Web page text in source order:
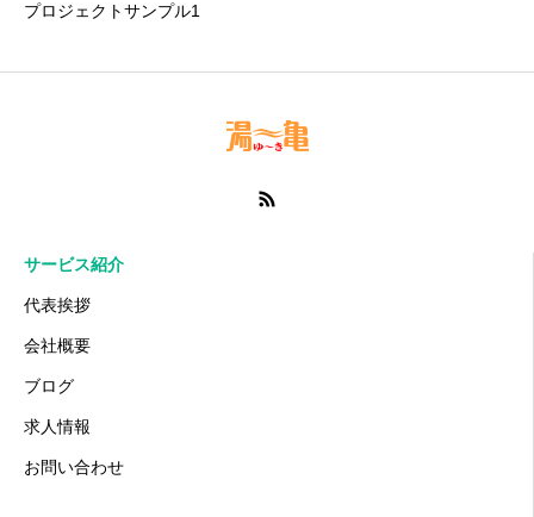
プロジェクトサンプル1
サービス紹介
代表挨拶
会社概要
ブログ
求人情報
お問い合わせ